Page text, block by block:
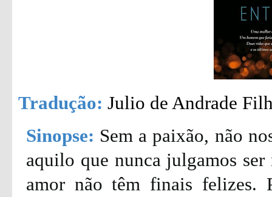
Tradução: Julio de Andrade
Sinopse: Sem a paixão, não
aquilo que nunca julgamos
amor não têm finais felizes.